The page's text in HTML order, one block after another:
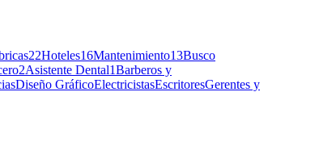
22Hoteles16Mantenimiento13Busco
2Asistente Dental1Barberos y
Diseño GráficoElectricistasEscritoresGerentes y